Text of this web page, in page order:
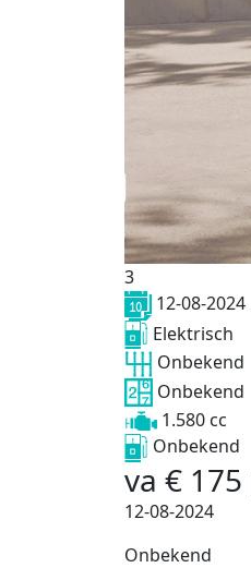
3
12-08-2024
Elektrisch
Onbekend
Onbekend
1.580 cc
Onbekend
va € 175
12-08-2024
Onbekend